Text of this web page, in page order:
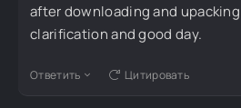
after downloading and
clarification and good day.
Ответить Цитировать